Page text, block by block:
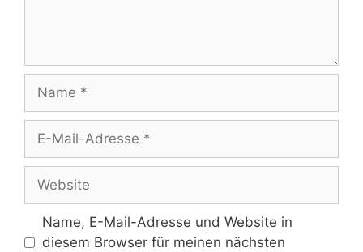
Name, E-Mail-Adresse und Website in
diesem Browser für meinen nächsten